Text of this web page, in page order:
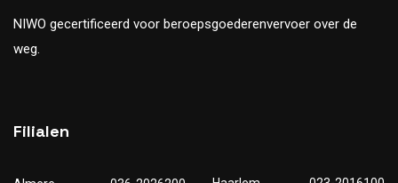
NIWO gecertificeerd voor beroepsgoederenvervoer over de
weg.
Filialen